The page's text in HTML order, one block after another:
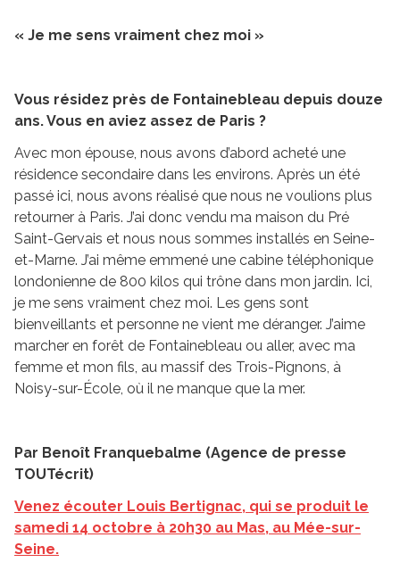
« Je me sens vraiment chez moi »
Vous résidez près de Fontainebleau depuis douze
ans. Vous en aviez assez de Paris ?
Avec mon épouse, nous avons d’abord acheté une
résidence secondaire dans les environs. Après un été
passé ici, nous avons réalisé que nous ne voulions plus
retourner à Paris. J’ai donc vendu ma maison du Pré
Saint-Gervais et nous nous sommes installés en Seine-
et-Marne. J’ai même emmené une cabine téléphonique
londonienne de 800 kilos qui trône dans mon jardin. Ici,
je me sens vraiment chez moi. Les gens sont
bienveillants et personne ne vient me déranger. J’aime
marcher en forêt de Fontainebleau ou aller, avec ma
femme et mon fils, au massif des Trois-Pignons, à
Noisy-sur-École, où il ne manque que la mer.
Par Benoît Franquebalme (Agence de presse
TOUTécrit)
Venez écouter Louis Bertignac, qui se produit le
samedi 14 octobre à 20h30 au Mas, au Mée-sur-
Seine.